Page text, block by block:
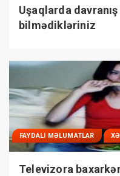
Uşaqlarda
bilmədikləriniz
FAYDALI MƏLUMATLAR
Televizora